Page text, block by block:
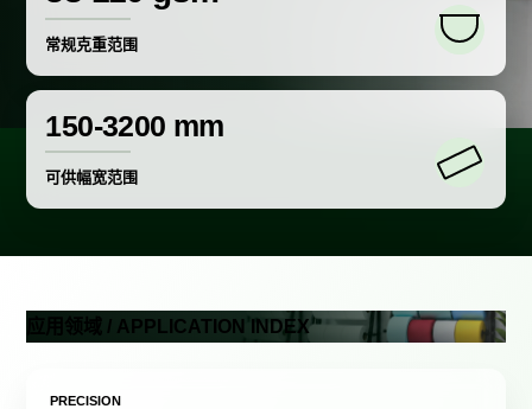
常规克重范围
150-3200 mm
可供幅宽范围
应用领域 / APPLICATION INDEX
PRECISION